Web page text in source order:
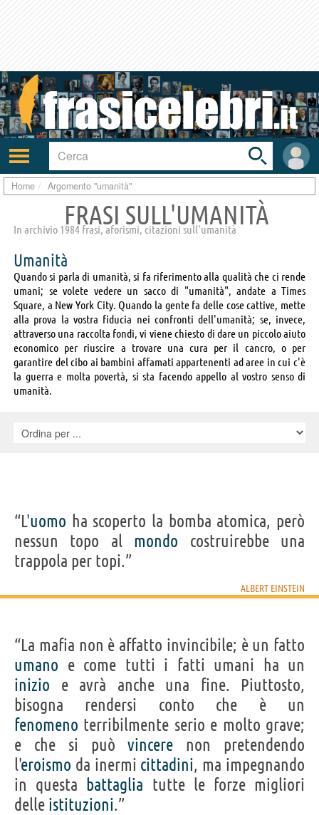
Attiva/disattiva
navigazione
User
area
Toggle
search
bar
Home Argomento "umanità"
FRASI SULL'UMANITÀ
In archivio 1984 frasi, aforismi, citazioni sull'umanità
Umanità
Quando si parla di umanità, si fa riferimento alla qualità che ci rende
umani; se volete vedere un sacco di "umanità", andate a Times
Square, a New York City. Quando la gente fa delle cose cattive, mette
alla prova la vostra fiducia nei confronti dell'umanità; se, invece,
attraverso una raccolta fondi, vi viene chiesto di dare un piccolo aiuto
economico per riuscire a trovare una cura per il cancro, o per
garantire del cibo ai bambini affamati appartenenti ad aree in cui c'è
la guerra e molta povertà, si sta facendo appello al vostro senso di
umanità.
“L'uomo ha scoperto la bomba atomica, però
nessun topo al mondo costruirebbe una
trappola per topi.”
ALBERT EINSTEIN
“La mafia non è affatto invincibile; è un fatto
umano e come tutti i fatti umani ha un
inizio e avrà anche una fine. Piuttosto,
bisogna rendersi conto che è un
fenomeno terribilmente serio e molto grave;
e che si puòvincere non pretendendo
l'eroismo da inermi cittadini, ma impegnando
in questa battaglia tutte le forze migliori
delle istituzioni.”